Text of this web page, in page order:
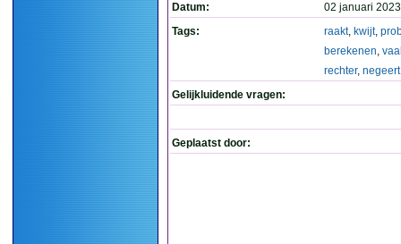
Datum:
02 januari
Tags:
raakt, kwijt,
berekenen,
rechter, negeert
Gelijkluidende vragen:
Geplaatst door: